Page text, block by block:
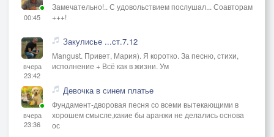
00:45
Замечательно!.. С удовольствием послушал... Соавторам
+++!
вчера
23:42
Закулисье ...ст.7.12
Mangust. Привет, Мария). Я коротко. За песню, стихи,
исполнение + Всё как в жизни. Ум
вчера
23:36
Девочка в синем платье
Фундамент-дворовая песня со всеми вытекающими в
хорошем смысле,какие бы аранжи не делались основа
ос